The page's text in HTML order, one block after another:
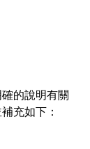
的說明有關
充如下：